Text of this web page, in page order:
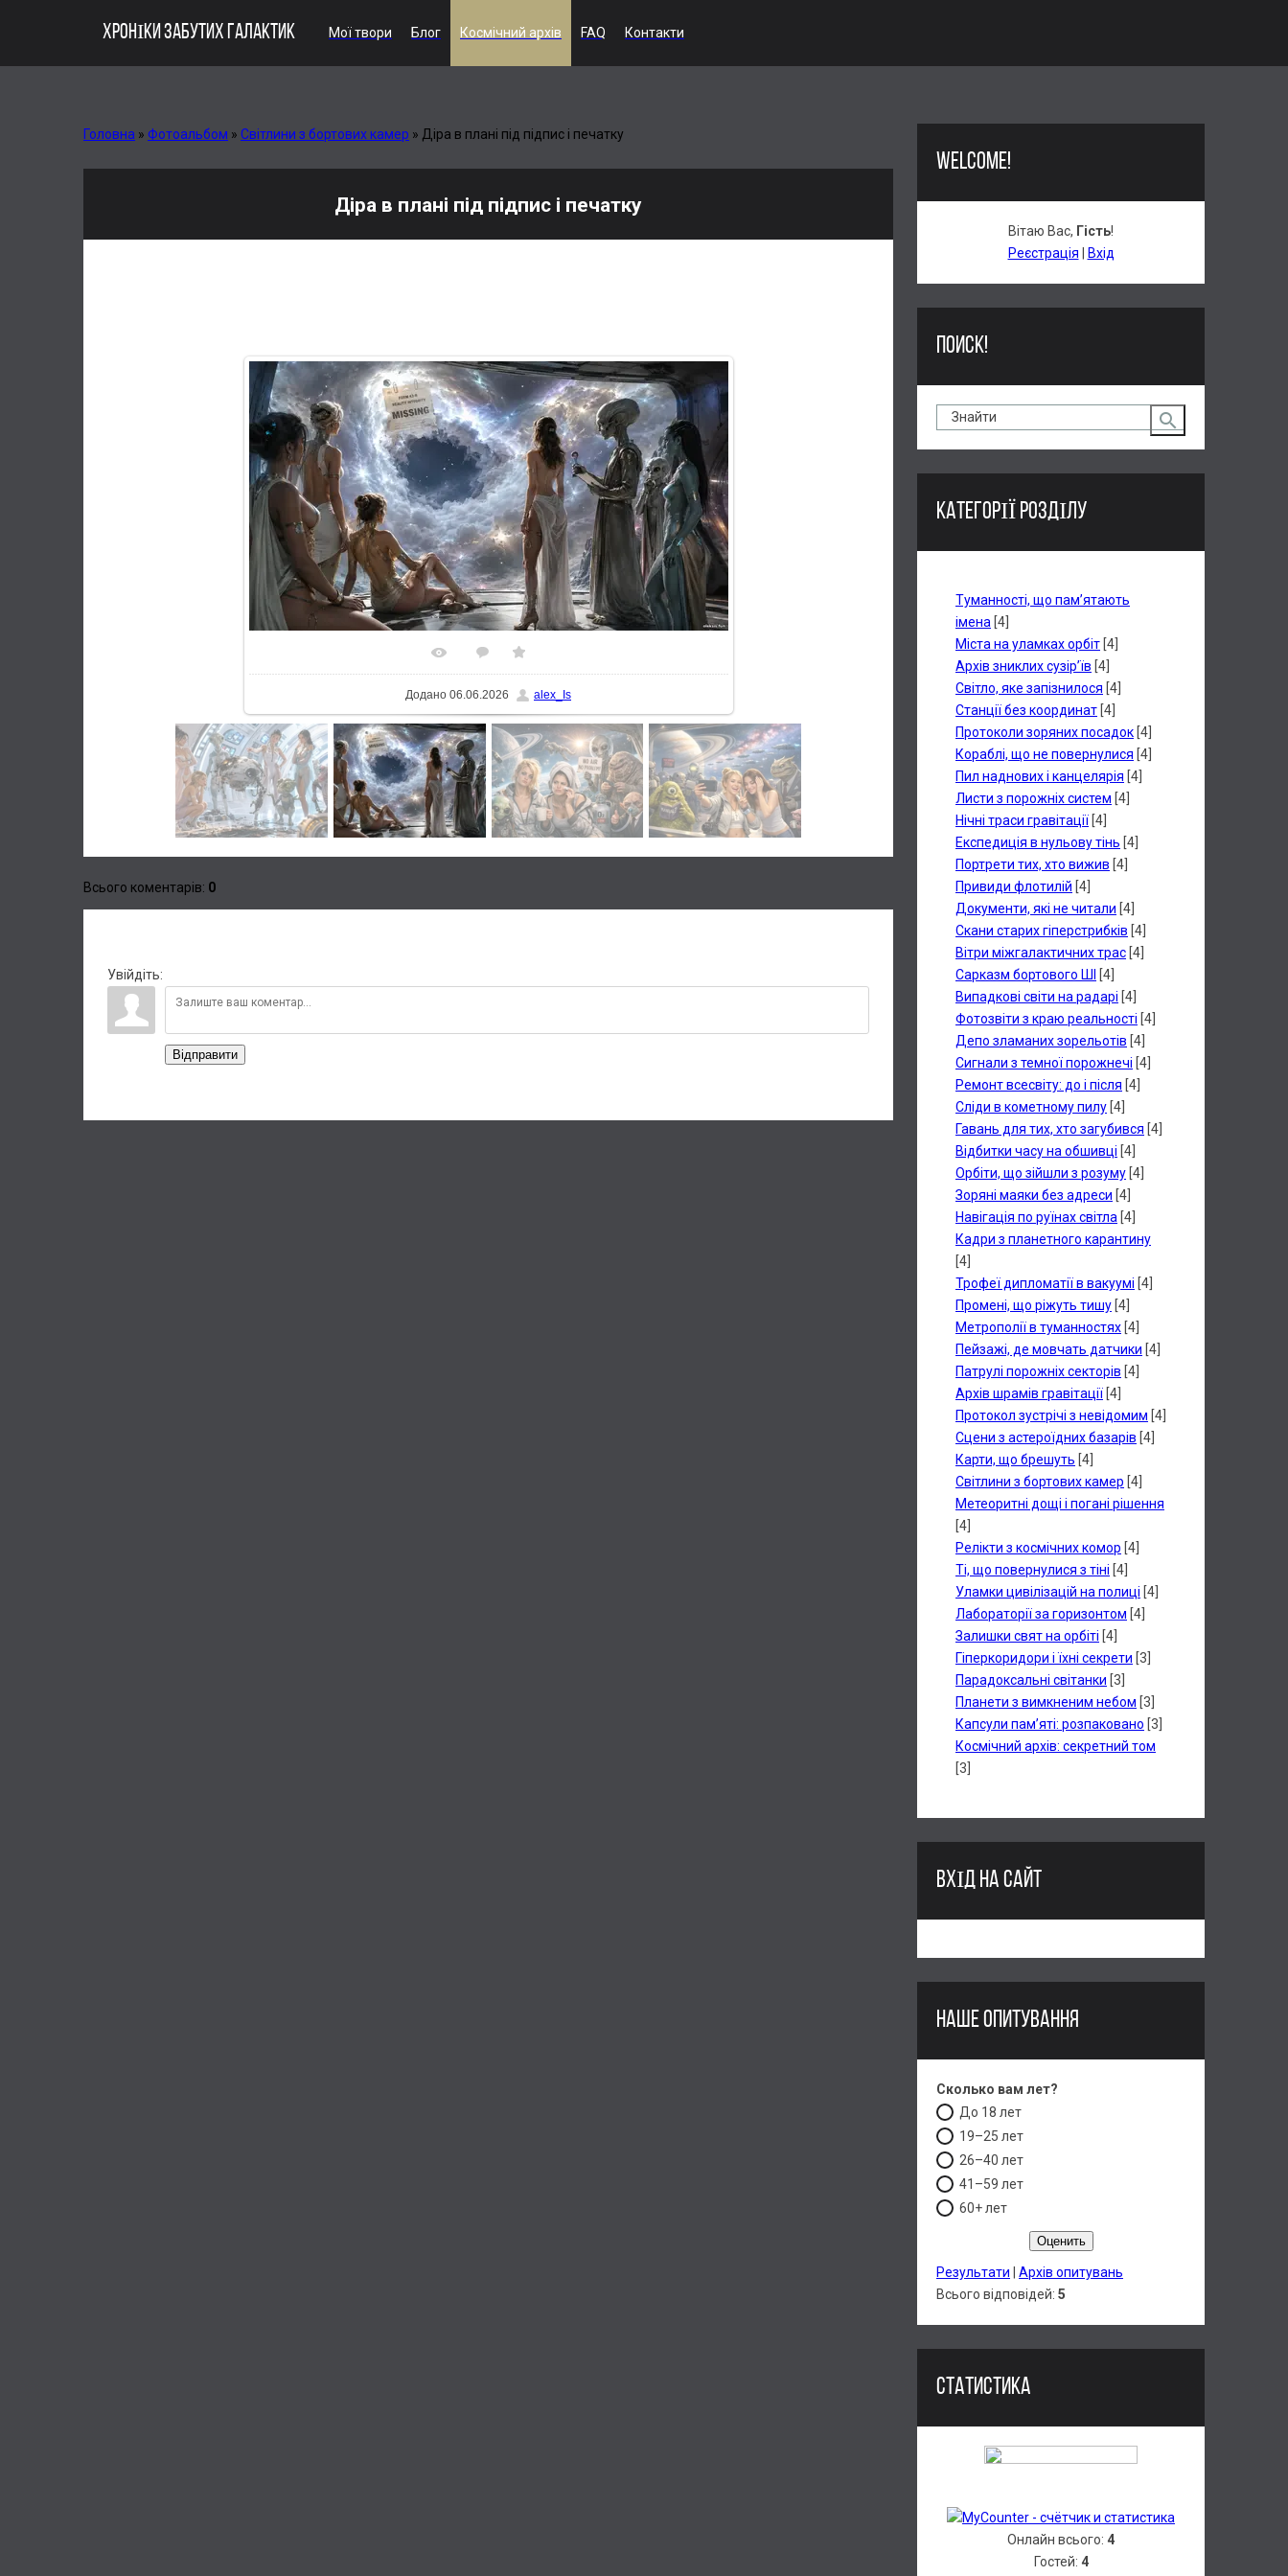
ХРОНІКИ ЗАБУТИХ ГАЛАКТИК Мої твори Блог Космічний архів FAQ Контакти
Головна » Фотоальбом » Світлини з бортових камер » Діра в плані під підпис і печатку
Діра в плані під підпис і печатку
У реальному розмірі 1600x900
Додано 06.06.2026 alex_Is
Всього коментарів: 0
Увійдіть:
Відправити
WELCOME!
Вітаю Вас, Гість!
Реєстрація
Вхід
ПОИСК!
КАТЕГОРІЇ РОЗДІЛУ
Туманності, що пам’ятають
імена [4]
Міста на уламках орбіт [4]
Архів зниклих сузір’їв [4]
Світло, яке запізнилося [4]
Станції без координат [4]
Протоколи зоряних посадок [4]
Кораблі, що не повернулися [4]
Пил наднових і канцелярія [4]
Листи з порожніх систем [4]
Нічні траси гравітації [4]
Експедиція в нульову тінь [4]
Портрети тих, хто вижив [4]
Привиди флотилій [4]
Документи, які не читали [4]
Скани старих гіперстрибків [4]
Вітри міжгалактичних трас [4]
Сарказм бортового ШІ
[4]
Випадкові світи на радарі [4]
Фотозвіти з краю реальності [4]
Депо зламаних зорельотів [4]
Сигнали з темної порожнечі [4]
Ремонт всесвіту: до і після [4]
Сліди в кометному пилу [4]
Гавань для тих, хто загубився [4]
Відбитки часу на обшивці [4]
Орбіти, що зійшли з розуму [4]
Зоряні маяки без адреси [4]
Навігація по руїнах світла [4]
Кадри з планетного карантину
[4]
Трофеї дипломатії в вакуумі [4]
Промені, що ріжуть тишу [4]
Метрополії в туманностях [4]
Пейзажі, де мовчать датчики [4]
Патрулі порожніх секторів [4]
Архів шрамів гравітації [4]
Протокол зустрічі з невідомим [4]
Сцени з астероїдних базарів [4]
Карти, що брешуть [4]
Світлини з бортових камер [4]
Метеоритні дощі і погані рішення
[4]
Релікти з космічних комор [4]
Ті, що повернулися з тіні [4]
Уламки цивілізацій на полиці [4]
Лабораторії за горизонтом [4]
Залишки свят на орбіті [4]
Гіперкоридори і їхні секрети [3]
Парадоксальні світанки [3]
Планети з вимкненим небом [3]
Капсули пам’яті: розпаковано [3]
Космічний архів: секретний том
[3]
ВХІД НА САЙТ
НАШЕ ОПИТУВАННЯ
Сколько вам лет?
До 18 лет
19–25 лет
26–40 лет
41–59 лет
60+ лет
Результати
Архів опитувань
Всього відповідей: 5
СТАТИСТИКА
Онлайн всього: 4
Гостей: 4